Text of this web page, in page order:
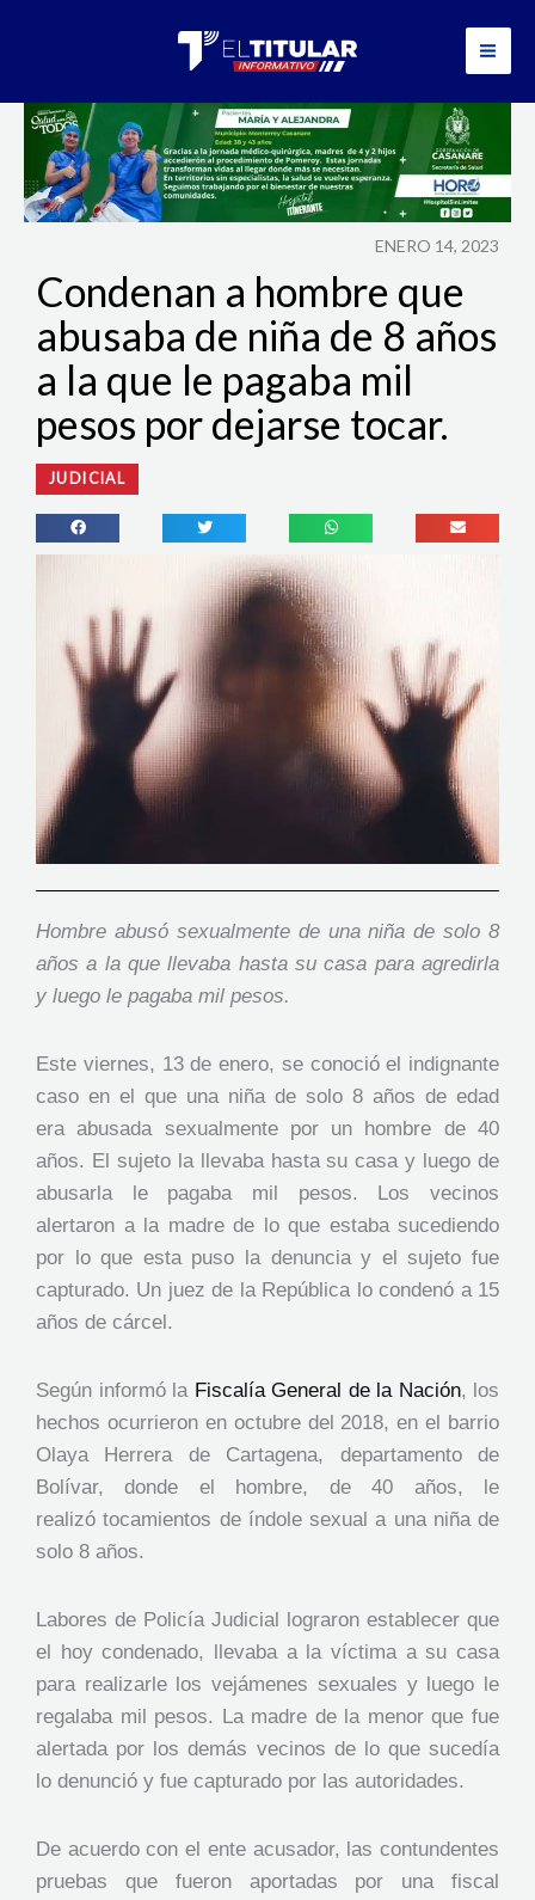
ENERO 14, 2023
Condenan a hombre que
abusaba de niña de 8 años
a la que le pagaba mil
pesos por dejarse tocar.
JUDICIAL
Hombre abusó sexualmente de una niña de solo 8
años a la que llevaba hasta su casa para agredirla
y luego le pagaba mil pesos.
Este viernes, 13 de enero, se conoció el indignante
caso en el que una niña de solo 8 años de edad
era abusada sexualmente por un hombre de 40
años. El sujeto la llevaba hasta su casa y luego de
abusarla le pagaba mil pesos. Los vecinos
alertaron a la madre de lo que estaba sucediendo
por lo que esta puso la denuncia y el sujeto fue
capturado. Un juez de la República lo condenó a 15
años de cárcel.
Según informó la Fiscalía General de la Nación, los
hechos ocurrieron en octubre del 2018, en el barrio
Olaya Herrera de Cartagena, departamento de
Bolívar, donde el hombre, de 40 años, le
realizó tocamientos de índole sexual a una niña de
solo 8 años.
Labores de Policía Judicial lograron establecer que
el hoy condenado, llevaba a la víctima a su casa
para realizarle los vejámenes sexuales y luego le
regalaba mil pesos. La madre de la menor que fue
alertada por los demás vecinos de lo que sucedía
lo denunció y fue capturado por las autoridades.
De acuerdo con el ente acusador, las contundentes
pruebas que fueron aportadas por una fiscal